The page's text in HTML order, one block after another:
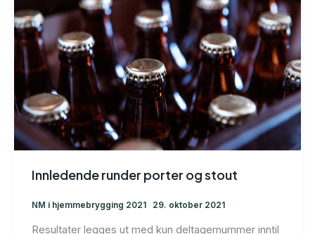
Innledende runder porter og stout
NM i hjemmebrygging 2021 29. oktober 2021
Resultater legges ut med kun deltagernummer inntil